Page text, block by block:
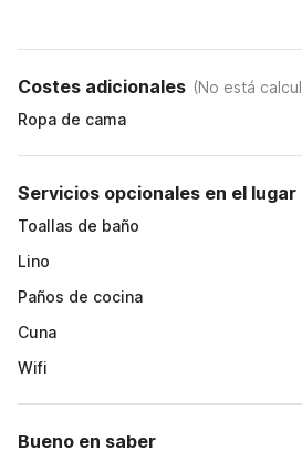
Costes adicionales (No está
Ropa de cama
Servicios opcionales en el lugar
Toallas de baño
Lino
Paños de cocina
Cuna
Wifi
Bueno en saber